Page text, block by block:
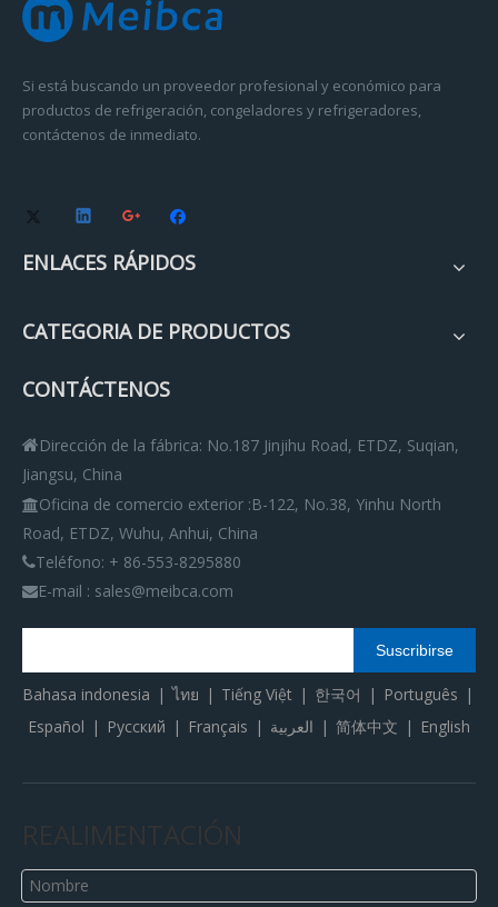
Si está buscando un proveedor profesional y económico para
productos de refrigeración, congeladores y refrigeradores,
contáctenos de inmediato.
ENLACES RÁPIDOS
CATEGORIA DE PRODUCTOS
CONTÁCTENOS
Dirección de la fábrica: No.187 Jinjihu Road, ETDZ, Suqian,
Jiangsu, China
Oficina de comercio exterior :B-122, No.38, Yinhu North
Road, ETDZ, Wuhu, Anhui, China
Teléfono: + 86-553-8295880
E-mail : sales@meibca.com
Suscribirse
Bahasa indonesia | ไทย | Tiếng Việt | 한국어 | Português |
Español | Pусский | Français | العربية | 简体中文 | English